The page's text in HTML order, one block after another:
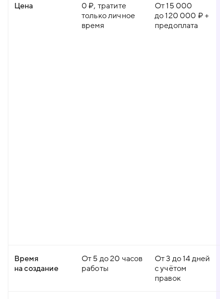
Цена
0 ₽, тратите
только личное
время
От 15 000
до 120 000 ₽ +
предоплата
Время
на создание
От 5 до 20 часов
работы
От 3 до 14 дней
с учётом
правок